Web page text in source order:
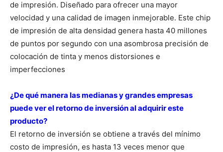
de impresión. Diseñado para ofrecer una mayor
velocidad y una calidad de imagen inmejorable. Este chip
de impresión de alta densidad genera hasta 40 millones
de puntos por segundo con una asombrosa precisión de
colocación de tinta y menos distorsiones e
imperfecciones
¿De qué manera las medianas y grandes empresas
puede ver el retorno de inversión al adquirir este
producto?
El retorno de inversión se obtiene a través del mínimo
costo de impresión, es hasta 13 veces menor que